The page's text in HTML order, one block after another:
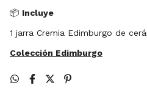
📦 Incluye
1 jarra Cremia Edimburgo de
Colección Edimburgo